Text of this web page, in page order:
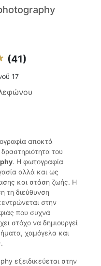
(41)
17
αποκτά
του
. Η φωτογραφία
αλλά και ως
και στάση ζωής. Η
τη διεύθυνση
στην
που συχνά
στόχο να δημιουργεί
χαμόγελα και
εξειδικεύεται στην